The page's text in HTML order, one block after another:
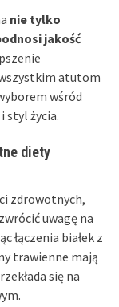
nie tylko
jakość
atutom
wśród
styl życia.
diety
zdrowotnych,
uwagę na
łączenia białek z
trawienne mają
się na